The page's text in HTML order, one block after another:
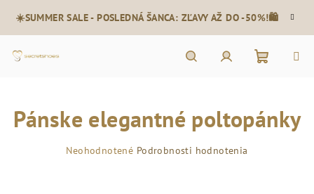
obsah
☀️SUMMER SALE - POSLEDNÁ ŠANCA: ZĽAVY AŽ DO -50%!🛍️
košík
Pánske elegantné poltopánky
Priemerné
Neohodnotené Podrobnosti hodnotenia